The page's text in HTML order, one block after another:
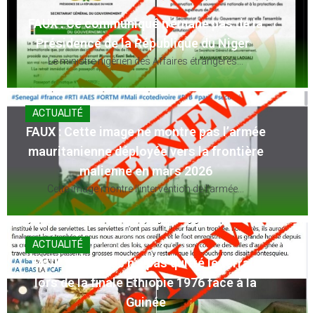
FAUX : Ce communiqué n’émane pas de la
Présidence de la République du Niger
Le ministre nigérien des Affaires étrangères...
ACTUALITÉ
FAUX : Cette image ne montre pas l’armée
mauritanienne déployée vers la frontière
malienne en mars 2026
Cette image montre l’intervention de l’armée...
ACTUALITÉ
FAUX : Le Maroc n’a pas quitté le terrain
lors de la finale Éthiopie 1976 face à la
Guinée